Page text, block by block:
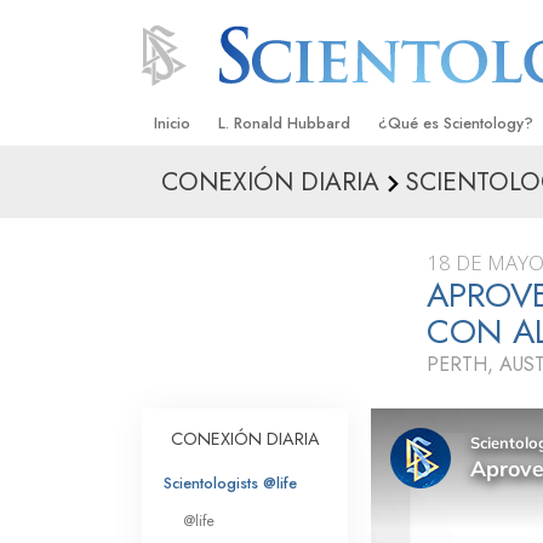
Inicio L. Ronald Hubbard ¿Qué es Scientology?
Creencias y Prácticas
Qué dicen los
Scientology
Conoce a un
Los Principios
Una Introducción a
CONEXIÓN DIARIA
18 DE
CON
PERTH,
CONEXIÓN DIARIA
Scientologists @life
@life